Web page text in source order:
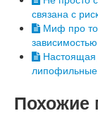
связана с
Миф про
зависимостью
Настоящая
липофильные
Похожие